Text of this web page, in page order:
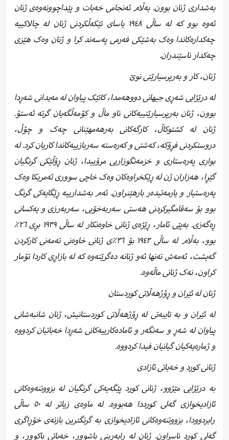
بەشداری ژنان بوون. بەڵام ئەنجامی خەبات و پێداچوونەوەی ژنان
ئەوە بوو کە لە ساڵی ١٩٤٨ یاسای تێکەڵکردنی ژنان لە چالاکییە
چەکدارەکاندا وەک بەشێکی فەرمی پەسەند کرا و ژنان وەک هێزی
چەکدار ناسێندران.
ژنان، کار و بەرپرسیارێتی نوێ
لە درێژایی شەڕی جیهانی دووهەمدا، کاتێک پیاوان لە مەیدانی شەڕدا
بوون، ژنان بەرپرسیارێتییەکانی ناو ماڵ و کۆمەڵگەیان گرتە ئەستۆ.
ژنان لە کشتوکاڵ، کارگەکانی بەرهەمهێنانی چەک و چۆڵ،
دروستکردنی فڕۆکە، کەشتی و کەرەستە سەربازییەکاندا کاریان کرد. لە
بواری پەرەستاری و خزمەتگوزاریی مرۆییدا، ژنان ڕۆڵێکی گرنگیان
گێڕا، هەزاران ژن لە ڕێکخراوەکان وەک خاچی سووری ئەمریکا وەک
پەرەستیار و یارمەتیدەر بارهێنراون. ئەم بەشدارییە ڕێگایەکی گرنگ
بوو بۆ سەقامگیرکردنی هەستی سەربەخۆیی، سەربەرزی و یەکسانی
ڕەگەزی. بەپێی ئامار، ڕێژەی ژنانی خاوەنکار لە ساڵی ١٩٣٩ بڕی ٢٦٪
بوو، بەڵام لە ساڵی ١٩٤٣ بۆ ٣٦٪ی ژنانی خاوەنی تەمەنی کارکردن
گەیشت، ئەمەش تەنها ئەو ژنانە دەگرێتەوە کە لە بازاڕی کاردا تۆمار
کراون، نەک ژنانی ماڵەوە.
ژنان لە ئێران و ڕۆژهەڵاتی کوردستان
لە ئێران و بە تایبەتی لە ڕۆژهەڵاتی کوردستانیش، ژنان شانبەشانی
پیاوان لە شەڕ و سەنگەر و ئامادەکارییەکانی شەڕدا خەباتیان کردووە
و ژمارەیەکیان گیانیان فیدا کردووە.
ژنانی کورد و خەباتی ئازادی
بە درێژایی مێژوو، ژنانی کورد پێگەیەکی گرنگیان لە بزووتنەوەکانی
ئازادیخوازی گەلی کورددا هەبووە. لە ماوەی زیاتر لە ٥٠ ساڵی
رابردوودا، بزووتنەوەکانی ئازادیخوازی بە گرنگترین بازنەی خۆڕاگری
گەلی کورد ناسراون. ژنان لە ڕاپەڕینی باشوور، خەباتی باکوور، و